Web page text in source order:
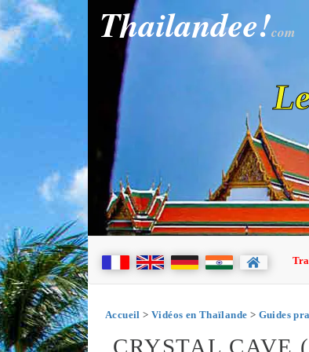
Thailandee!com
Accueil > Vidéos en Thaïlande > Guides
CRYSTAL CAVE